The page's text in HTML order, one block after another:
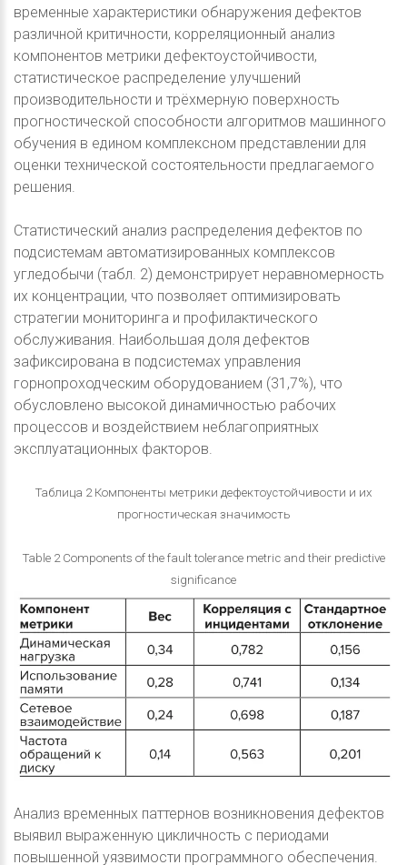
временные характеристики обнаружения дефектов
различной критичности, корреляционный анализ
компонентов метрики дефектоустойчивости,
статистическое распределение улучшений
производительности и трёхмерную поверхность
прогностической способности алгоритмов машинного
обучения в едином комплексном представлении для
оценки технической состоятельности предлагаемого
решения.
Статистический анализ распределения дефектов по
подсистемам автоматизированных комплексов
угледобычи (табл. 2) демонстрирует неравномерность
их концентрации, что позволяет оптимизировать
стратегии мониторинга и профилактического
обслуживания. Наибольшая доля дефектов
зафиксирована в подсистемах управления
горнопроходческим оборудованием (31,7%), что
обусловлено высокой динамичностью рабочих
процессов и воздействием неблагоприятных
эксплуатационных факторов.
Таблица 2 Компоненты метрики дефектоустойчивости и их
прогностическая значимость
Table 2 Components of the fault tolerance metric and their predictive
significance
Анализ временных паттернов возникновения дефектов
выявил выраженную цикличность с периодами
повышенной уязвимости программного обеспечения.